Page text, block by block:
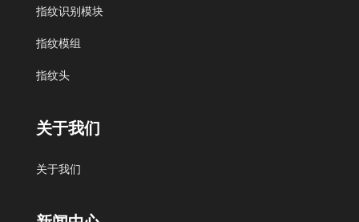
北京艾迪沃德科技发展有限公司
搜狐
指纹识别模块
指纹模组
指纹头
关于我们
关于我们